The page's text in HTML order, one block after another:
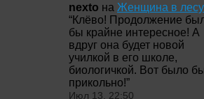
nexto на Женщина в лесу
“Клёво! Продолжение
бы крайне интересное! А
вдруг она будет новой
училкой в его школе,
биологичкой. Вот было
прикольно!”
Июл 13, 22:50